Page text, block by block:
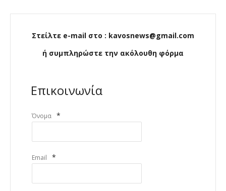
Στείλτε e-mail στο : kavosnews@gmail.com
ή συμπληρώστε την ακόλουθη φόρμα
Επικοινωνία
Όνομα *
Email *